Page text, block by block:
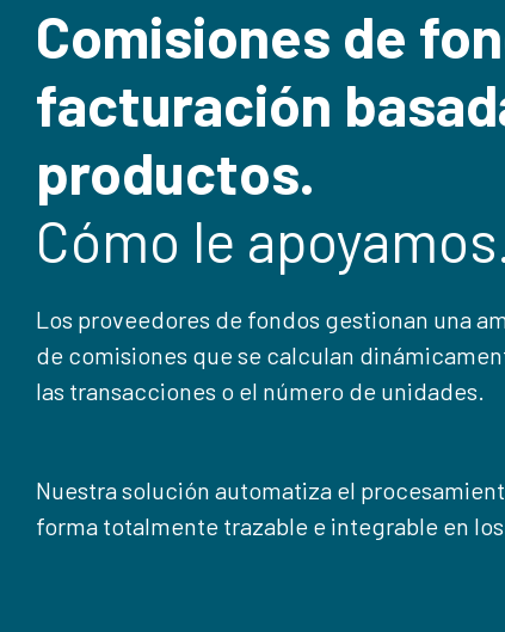
Comisiones de
facturación
productos.
Cómo le
Los proveedores de fondos gestionan una
de comisiones que se calculan
las transacciones o el número de unidades.
Nuestra solución automatiza el
forma totalmente trazable e integrable en